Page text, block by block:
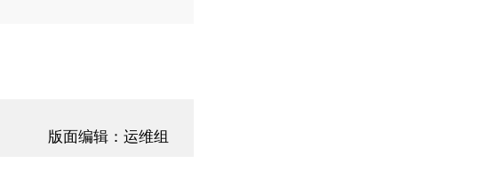
版面编辑：运维组